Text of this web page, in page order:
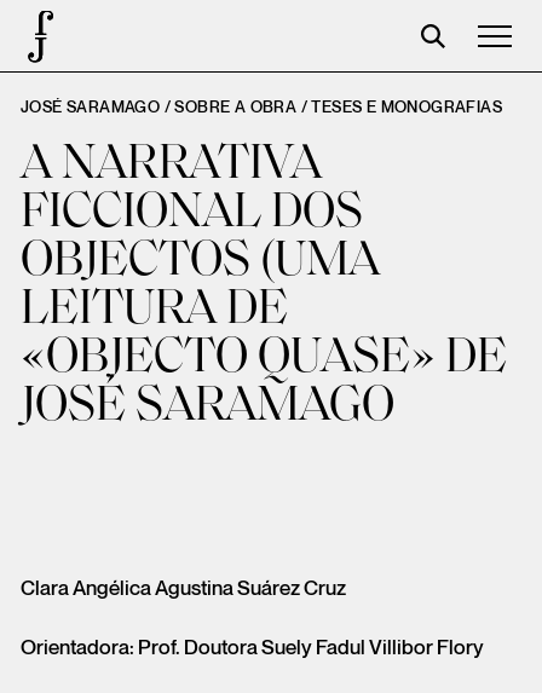
José Saramago
Programação
A Fundação
Parceiros
Centenário
Loja
Carrinho
JOSÉ SARAMAGO / SOBRE A OBRA /TESES E MONOGRAFIAS
A NARRATIVA
FICCIONAL DOS
OBJECTOS (UMA
LEITURA DE
«OBJECTO QUASE» DE
JOSÉ SARAMAGO
Clara Angélica Agustina Suárez Cruz
Orientadora: Prof. Doutora Suely Fadul Villibor Flory